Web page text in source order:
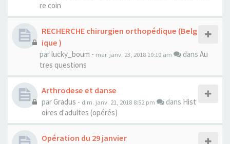
re coin
RECHERCHE chirurgien orthopédique (Belg
ique )
parlucky_boum - mar. janv. 23, 2018 10:10 am dans Au
tres questions
Arthrodese et danse
parGradus - dim. janv. 21, 2018 8:52 pm dans Hist
oires d'adultes (opérés)
Opération du 29 janvier